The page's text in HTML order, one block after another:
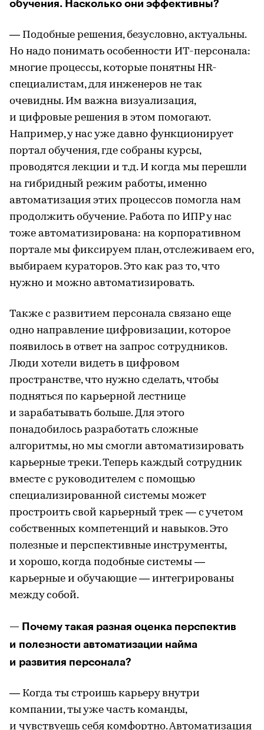
обучения. Насколько они эффективны?
— Подобные решения, безусловно, актуальны.
Но надо понимать особенности ИТ-персонала:
многие процессы, которые понятны HR-
специалистам, для инженеров не так
очевидны. Им важна визуализация,
и цифровые решения в этом помогают.
Например, у нас уже давно функционирует
портал обучения, где собраны курсы,
проводятся лекции и т.д. И когда мы перешли
на гибридный режим работы, именно
автоматизация этих процессов помогла нам
продолжить обучение. Работа по ИПР у нас
тоже автоматизирована: на корпоративном
портале мы фиксируем план, отслеживаем его,
выбираем кураторов. Это как раз то, что
нужно и можно автоматизировать.
Также с развитием персонала связано еще
одно направление цифровизации, которое
появилось в ответ на запрос сотрудников.
Люди хотели видеть в цифровом
пространстве, что нужно сделать, чтобы
подняться по карьерной лестнице
и зарабатывать больше. Для этого
понадобилось разработать сложные
алгоритмы, но мы смогли автоматизировать
карьерные треки. Теперь каждый сотрудник
вместе с руководителем с помощью
специализированной системы может
простроить свой карьерный трек — с учетом
собственных компетенций и навыков. Это
полезные и перспективные инструменты,
и хорошо, когда подобные системы —
карьерные и обучающие — интегрированы
между собой.
— Почему такая разная оценка перспектив
и полезности автоматизации найма
и развития персонала?
— Когда ты строишь карьеру внутри
компании, ты уже часть команды,
и чувствуешь себя комфортно. Автоматизация